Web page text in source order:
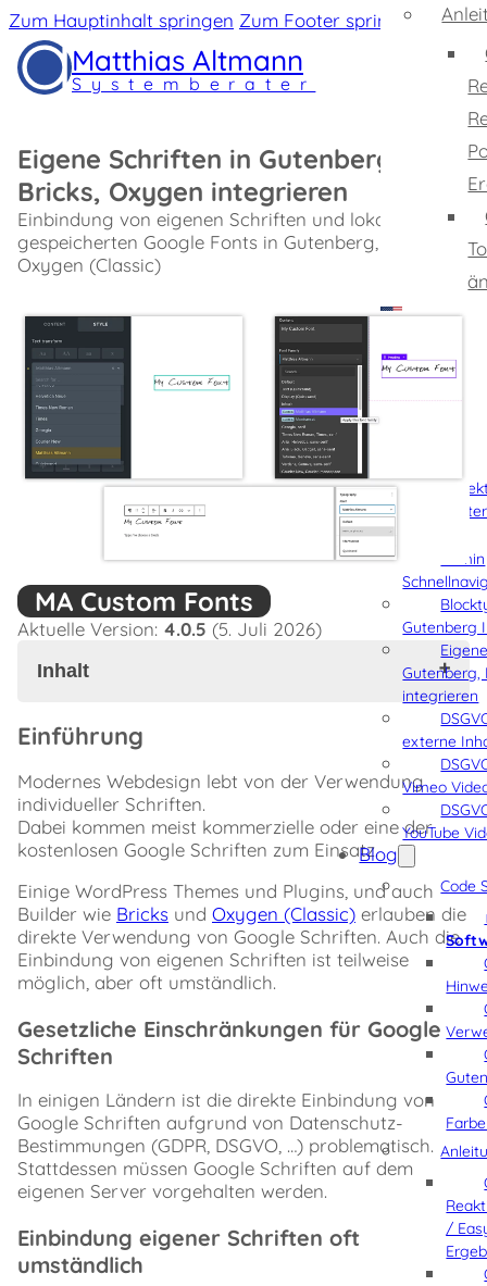
Zum Hauptinhalt springen Zum Footer springen
Matthias Altmann
Systemberater
Startseite
Kompetenz
Software
Admin
Gutenberg
Gutenberg,
integrieren
externe
Vimeo
YouTube
Blog
Code
/
Eigene Schriften in Gutenberg,
Bricks, Oxygen integrieren
Einbindung von eigenen Schriften und lokal
gespeicherten Google Fonts in Gutenberg, Bricks,
Oxygen (Classic)
MA Custom Fonts
Aktuelle Version: 4.0.5 (5. Juli 2026)
Inhalt
Einführung
Gesetzliche
Einschränkungen
für
Google
Schriften
Einbindung
eigener
Schriften
oft
umständlich
Lösung
Anleitung
Schriften
•
Schriften
von
Google
Fonts
Andere
•
Schriften
aus
Einführung
Modernes Webdesign lebt von der Verwendung
individueller Schriften.
Dabei kommen meist kommerzielle oder eine der
kostenlosen Google Schriften zum Einsatz.
Einige WordPress Themes und Plugins, und auch
Builder wie Bricks und Oxygen (Classic) erlauben die
direkte Verwendung von Google Schriften. Auch die
Einbindung von eigenen Schriften ist teilweise
möglich, aber oft umständlich.
Gesetzliche Einschränkungen für Google
Schriften
In einigen Ländern ist die direkte Einbindung von
Google Schriften aufgrund von Datenschutz-
Bestimmungen (GDPR, DSGVO, …) problematisch.
Stattdessen müssen Google Schriften auf dem
eigenen Server vorgehalten werden.
Einbindung eigener Schriften oft
umständlich